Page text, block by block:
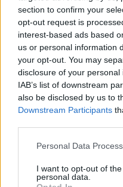
section to confirm your
opt-out request is
interest-based ads based
us or personal information
your opt-out. You may
disclosure of your
IAB’s list of downstream
also be disclosed by us to
Downstream Participants
Please note that this
not limited to your visit or
grant or deny consent to
Personal Data
I want to opt-out of
personal data.
felfogású, vegytisztán
szívtam magamba a
vakbélgyulladás nevét
gondjaim. Mégis úgy
himnuszok zenéjét
mondta Lovasi.
Bognár Szilvia
projekt, hiszen több mint
bizonyítja, hogy az